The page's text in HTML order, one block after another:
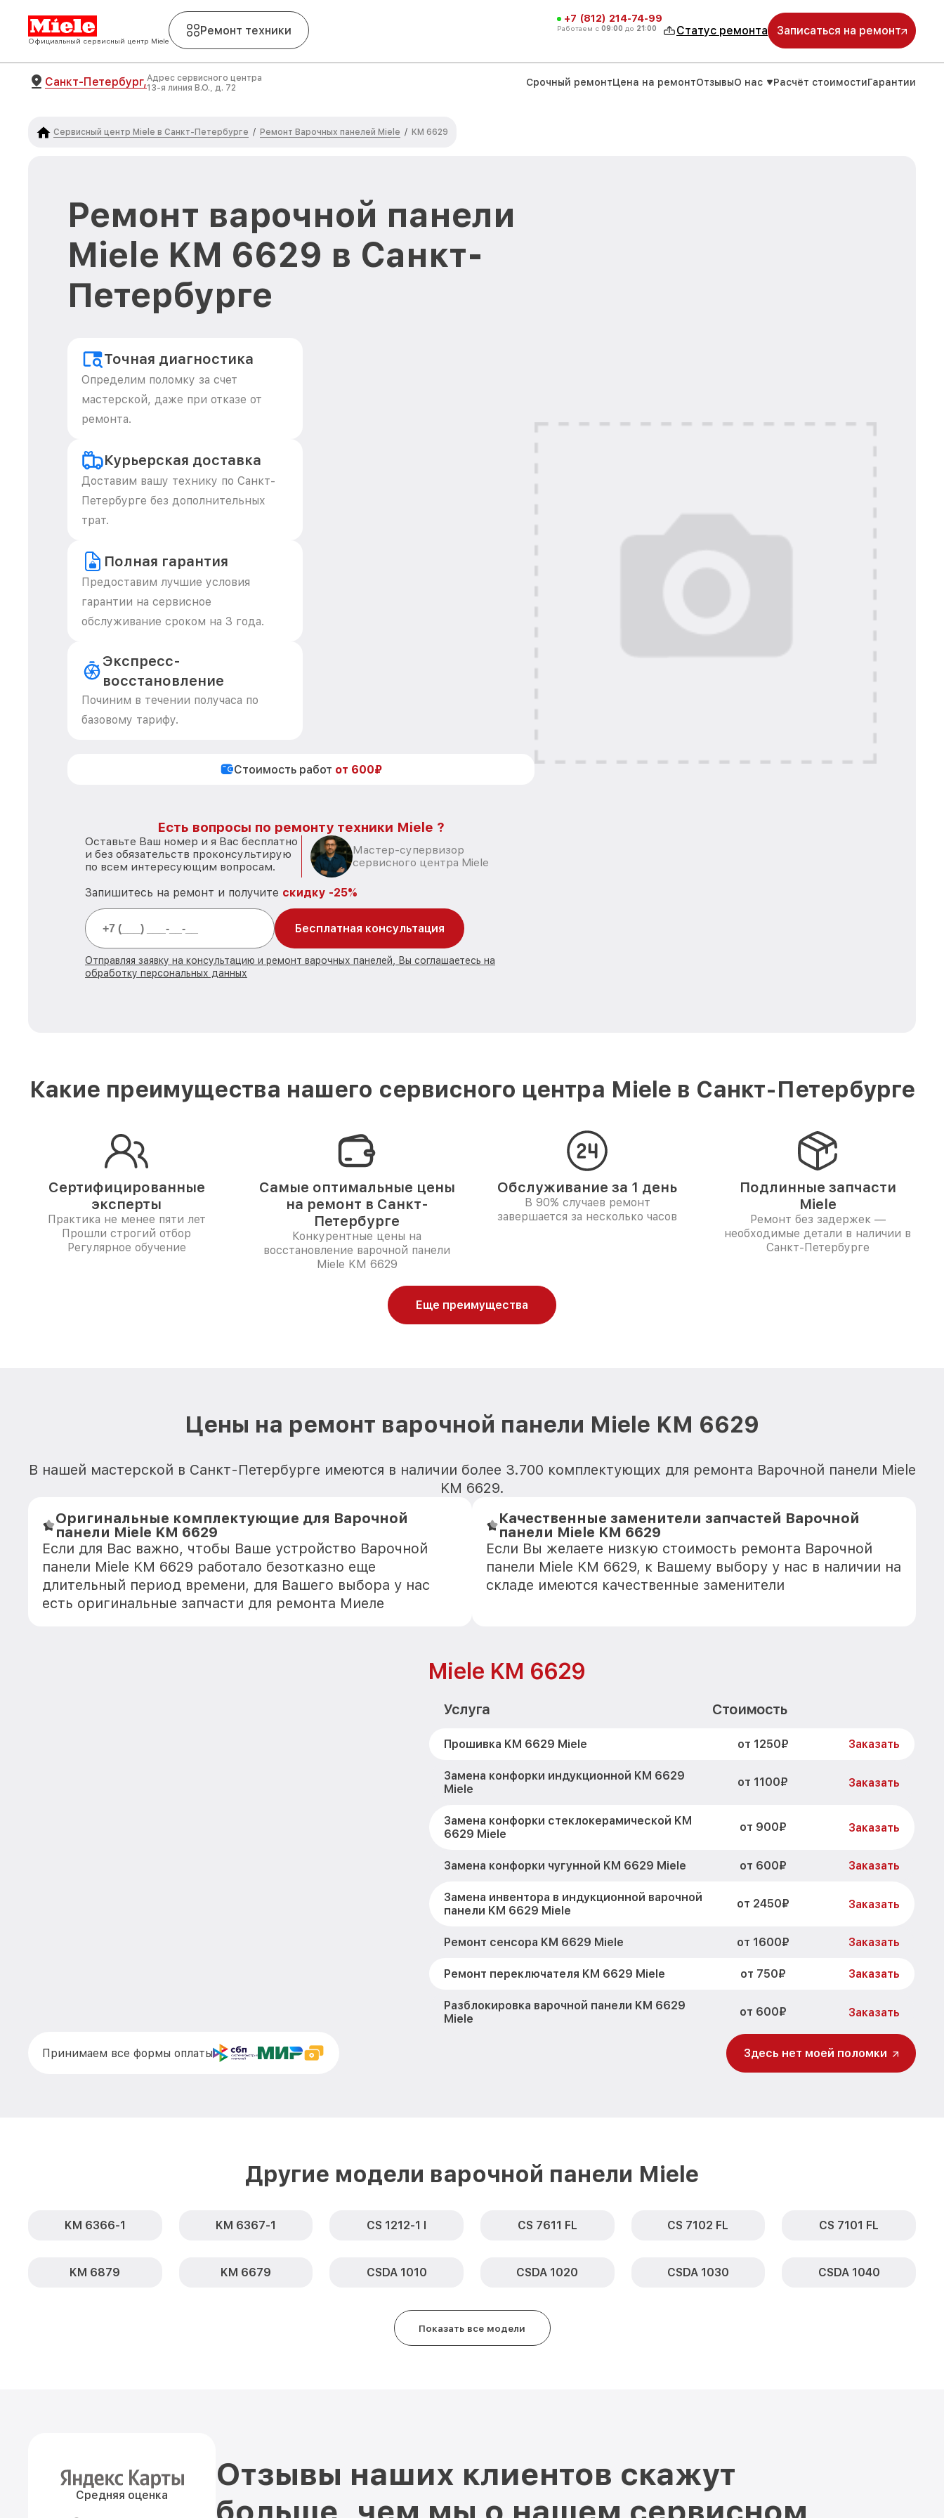
Официальный сервисный центр Miele
Ремонт техники
+7 (812) 214-74-99
Работаем с 09:00 до 21:00 Статус ремонта Записаться на ремонт
Санкт-Петербург,Адрес сервисного центра
13-я линия В.О., д. 72
Срочный ремонтЦена на ремонтОтзывыО нас Расчёт стоимостиГарантии
Сервисный центр Miele в Санкт-Петербурге / Ремонт Варочных панелей Miele / KM 6629
Ремонт варочной панели
Miele KM 6629 в Санкт-
Петербурге
Точная диагностика
Определим поломку за счет
мастерской, даже при отказе от
ремонта.
Курьерская доставка
Доставим вашу технику по Санкт-
Петербурге без дополнительных
трат.
Полная гарантия
Предоставим лучшие условия
гарантии на сервисное
обслуживание сроком на 3 года.
Экспресс-
восстановление
Починим в течении получаса по
базовому тарифу.
Стоимость работ от 600₽
Есть вопросы по ремонту техники Miele ?
Оставьте Ваш номер и я Вас бесплатно
и без обязательств проконсультирую
по всем интересующим вопросам.
Мастер-супервизор
сервисного центра Miele
Запишитесь на ремонт и получите скидку -25%
Бесплатная консультация
Отправляя заявку на консультацию и ремонт варочных панелей, Вы соглашаетесь на
обработку персональных данных
Какие преимущества нашего сервисного центра Miele в Санкт-Петербурге
Сертифицированные
эксперты
Практика не менее пяти лет
Прошли строгий отбор
Регулярное обучение
Самые оптимальные цены
на ремонт в Санкт-
Петербурге
Конкурентные цены на
восстановление варочной панели
Miele KM 6629
Обслуживание за 1 день
В 90% случаев ремонт
завершается за несколько часов
Подлинные запчасти
Miele
Ремонт без задержек —
необходимые детали в наличии в
Санкт-Петербурге
Еще преимущества
Цены на ремонт варочной панели Miele KM 6629
В нашей мастерской в Санкт-Петербурге имеются в наличии более 3.700 комплектующих для ремонта Варочной панели Miele
KM 6629.
Оригинальные комплектующие для Варочной
панели Miele KM 6629
Если для Вас важно, чтобы Ваше устройство Варочной
панели Miele KM 6629 работало безотказно еще
длительный период времени, для Вашего выбора у нас
есть оригинальные запчасти для ремонта Миеле
Качественные заменители запчастей Варочной
панели Miele KM 6629
Если Вы желаете низкую стоимость ремонта Варочной
панели Miele KM 6629, к Вашему выбору у нас в наличии на
складе имеются качественные заменители
Miele KM 6629
Услуга Стоимость
Прошивка KM 6629 Miele от 1250₽ Заказать
Замена конфорки индукционной KM 6629
Miele
от 1100₽ Заказать
Замена конфорки стеклокерамической KM
6629 Miele
от 900₽ Заказать
Замена конфорки чугунной KM 6629 Miele от 600₽ Заказать
Замена инвентора в индукционной варочной
панели KM 6629 Miele
от 2450₽ Заказать
Ремонт сенсора KM 6629 Miele от 1600₽ Заказать
Ремонт переключателя KM 6629 Miele от 750₽ Заказать
Разблокировка варочной панели KM 6629
Miele
от 600₽ Заказать
от 1600₽ Заказать
Принимаем все формы оплаты Здесь нет моей поломки
Другие модели варочной панели Miele
KM 6366-1 KM 6367-1 CS 1212-1 I CS 7611 FL CS 7102 FL CS 7101 FL
KM 6879 KM 6679 CSDA 1010 CSDA 1020 CSDA 1030 CSDA 1040
Показать все модели
Средняя оценка
Отзывы наших клиентов скажут